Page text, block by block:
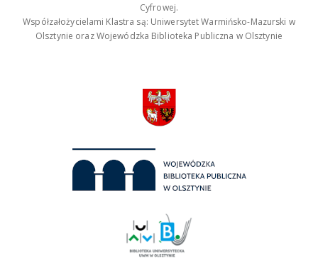
Cyfrowej.
Współzałożycielami Klastra są: Uniwersytet Warmińsko-Mazurski w
Olsztynie oraz Wojewódzka Biblioteka Publiczna w Olsztynie